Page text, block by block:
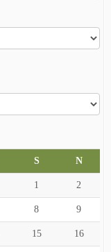
S N
1 2
8 9
15 16